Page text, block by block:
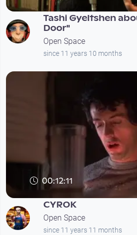
Tashi Gyeltshen
Door"
Open Space
since 11 years 10 months
00:12:11
CYROK
Open Space
since 11 years 11 months